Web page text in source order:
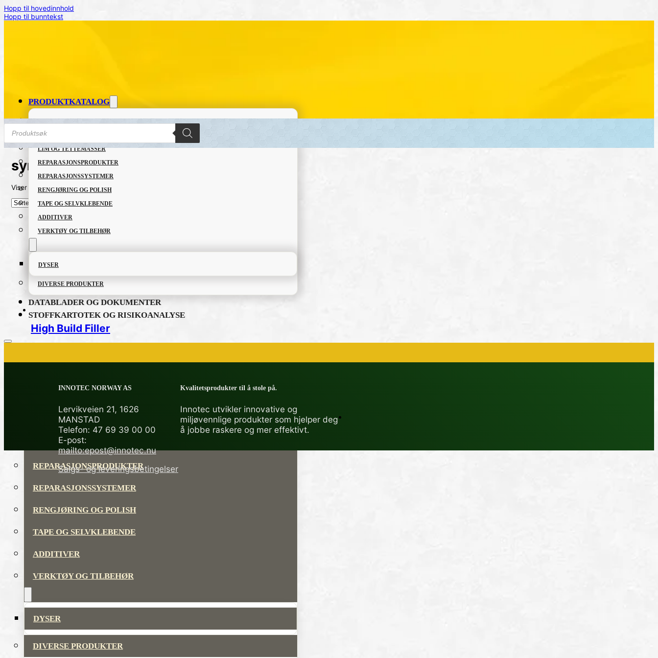
Hopp til hovedinnhold
Hopp til bunntekst
PRODUKTKATALOG
GRUNNING OG LAKK
LIM OG TETTEMASSER
REPARASJONSPRODUKTER
REPARASJONSSYSTEMER
RENGJØRING OG POLISH
TAPE OG SELVKLEBENDE
ADDITIVER
VERKTØY OG TILBEHØR
DYSER
DIVERSE PRODUKTER
DATABLADER OG DOKUMENTER
STOFFKARTOTEK OG RISIKOANALYSE
GRUNNING OG LAKK
LIM OG TETTEMASSER
REPARASJONSPRODUKTER
REPARASJONSSYSTEMER
RENGJØRING OG POLISH
TAPE OG SELVKLEBENDE
ADDITIVER
VERKTØY OG TILBEHØR
DYSER
DIVERSE PRODUKTER
Products
search
syregrunning
Viser det ene resultatet
High Build Filler
INNOTEC NORWAY AS
Lervikveien 21, 1626
MANSTAD
Telefon: 47 69 39 00 00
E-post:
mailto:epost@innotec.nu
Salgs- og leveringsbetingelser
Kvalitetsprodukter til å stole på.
Innotec utvikler innovative og
miljøvennlige produkter som hjelper deg
å jobbe raskere og mer effektivt.